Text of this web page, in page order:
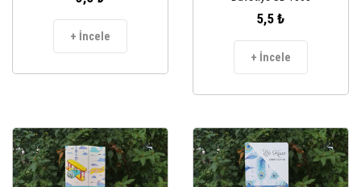
+ İncele
5,5 ₺
+ İncele